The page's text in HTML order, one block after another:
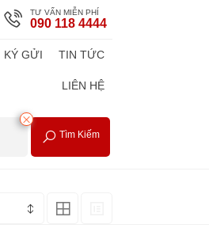
TƯ VẤN MIỄN PHÍ
090 118 4444
KÝ GỬI TIN TỨC
LIÊN HỆ
Tìm Kiếm